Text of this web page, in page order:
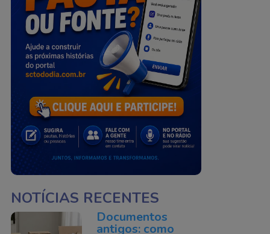
NOTÍCIAS RECENTES
Documentos
antigos: como